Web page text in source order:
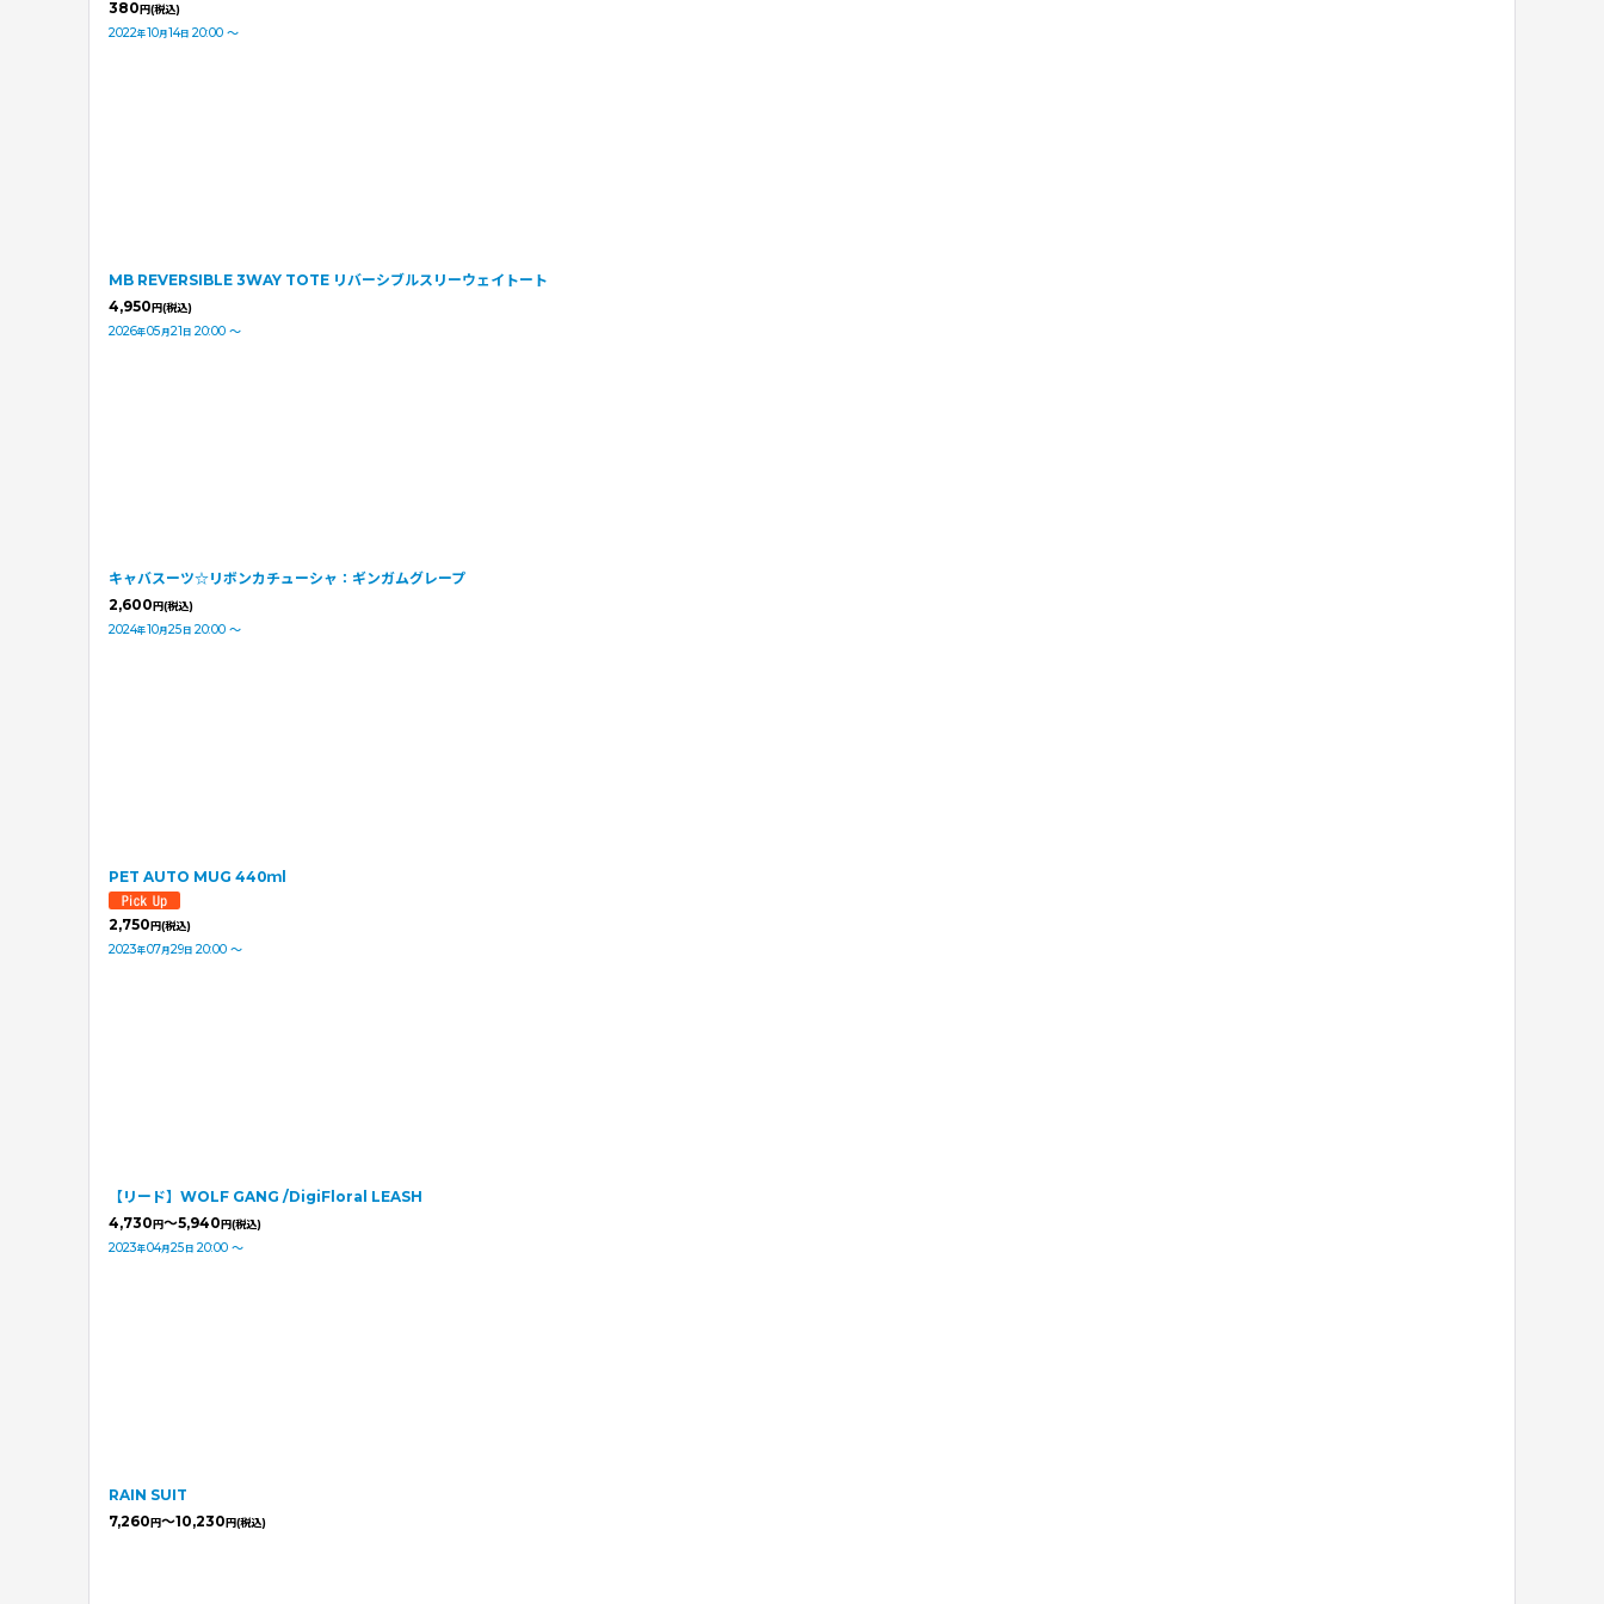
380円(税込)
2022年10月14日 20:00 ～
MB REVERSIBLE 3WAY TOTE リバーシブルスリーウェイトート
4,950円(税込)
2026年05月21 日 20:00 ～
キャバスーツ☆リボンカチューシャ：ギンガムグレープ
2,600円(税込)
2024年10月25 日 20:00 ～
PET AUTO MUG 440ｍl
2,750円(税込)
2023年07月29日 20:00 ～
【リード】WOLF GANG /DigiFloral LEASH
4,730円～5,940円(税込)
2023年04月25 日 20:00 ～
RAIN SUIT
7,260円～10,230円(税込)